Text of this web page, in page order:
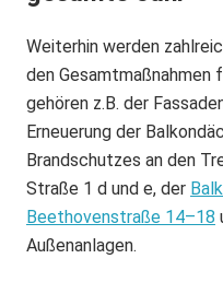
Weiterhin werden
den
gehören z.B. der
Erneuerung der
Brandschutzes an den
Straße 1 d und e, der
Beethovenstraße 14–18
Außenanlagen.